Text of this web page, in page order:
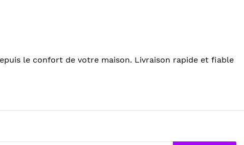
le confort de votre maison. Livraison rapide et fiable